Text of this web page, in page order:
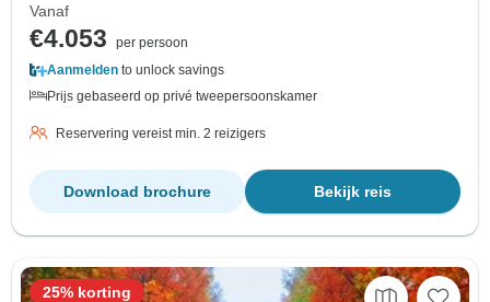
Vanaf
€4.053
per persoon
Aanmelden to unlock savings
Prijs gebaseerd op privé tweepersoonskamer
Reservering vereist min. 2 reizigers
Bekijk reis
Download brochure
25% korting